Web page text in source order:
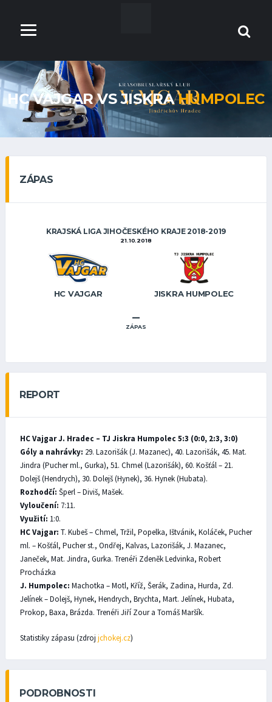
HC VAJGAR VS JISKRAHUMPOLEC
ZÁPAS
KRAJSKÁ LIGA JIHOČESKÉHO KRAJE 2018-2019
21.10.2018
HC VAJGAR JISKRA HUMPOLEC
–
ZÁPAS
REPORT
HC Vajgar J. Hradec – TJ Jiskra Humpolec 5:3 (0:0, 2:3, 3:0)
Góly a nahrávky: 29. Lazorišák (J. Mazanec), 40. Lazorišák, 45. Mat.
Jindra (Pucher ml., Gurka), 51. Chmel (Lazorišák), 60. Košťál – 21.
Dolejš (Hendrych), 30. Dolejš (Hynek), 36. Hynek (Hubata).
Rozhodčí: Šperl – Diviš, Mašek.
Vyloučení: 7:11.
Využití: 1:0.
HC Vajgar: T. Kubeš – Chmel, Tržil, Popelka, Ištvánik, Koláček, Pucher
ml. – Košťál, Pucher st., Ondřej, Kalvas, Lazorišák, J. Mazanec,
Janeček, Mat. Jindra, Gurka. Trenéři Zdeněk Ledvinka, Robert
Procházka
J. Humpolec: Machotka – Motl, Kříž, Šerák, Zadina, Hurda, Zd.
Jelínek – Dolejš, Hynek, Hendrych, Brychta, Mart. Jelínek, Hubata,
Prokop, Baxa, Brázda. Trenéři Jiří Zour a Tomáš Maršík.
Statistiky zápasu (zdroj jchokej.cz)
PODROBNOSTI